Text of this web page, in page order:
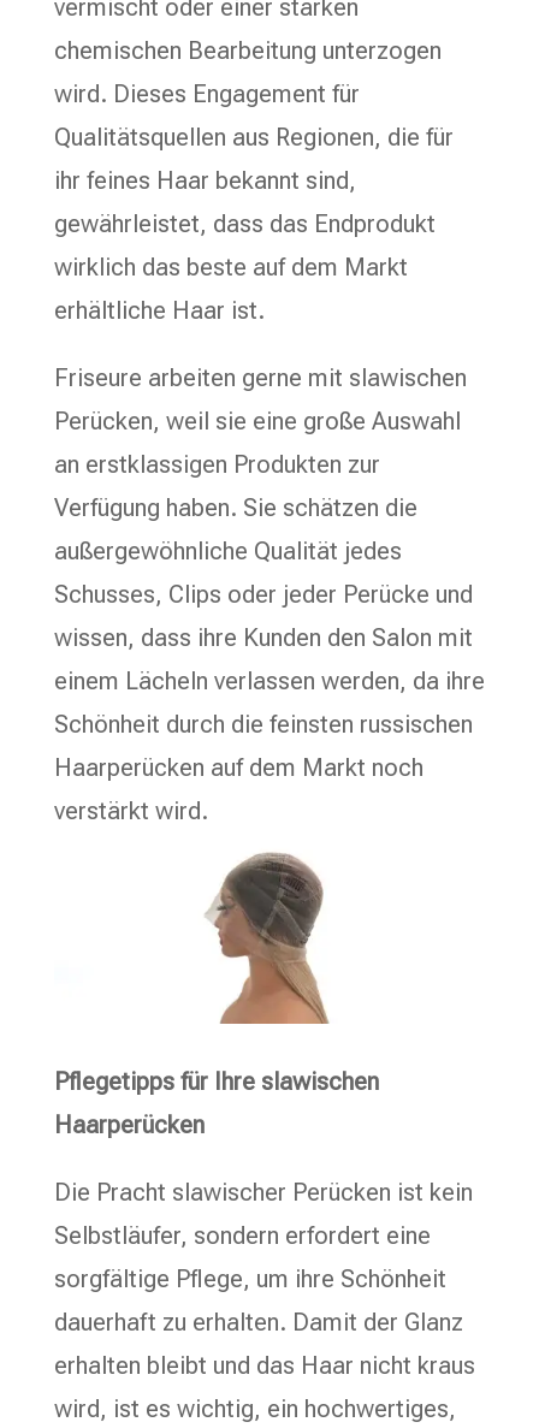
vermischt oder einer starken
chemischen Bearbeitung unterzogen
wird. Dieses Engagement für
Qualitätsquellen aus Regionen, die für
ihr feines Haar bekannt sind,
gewährleistet, dass das Endprodukt
wirklich das beste auf dem Markt
erhältliche Haar ist.
Friseure arbeiten gerne mit slawischen
Perücken, weil sie eine große Auswahl
an erstklassigen Produkten zur
Verfügung haben. Sie schätzen die
außergewöhnliche Qualität jedes
Schusses, Clips oder jeder Perücke und
wissen, dass ihre Kunden den Salon mit
einem Lächeln verlassen werden, da ihre
Schönheit durch die feinsten russischen
Haarperücken auf dem Markt noch
verstärkt wird.
Pflegetipps für Ihre slawischen
Haarperücken
Die Pracht slawischer Perücken ist kein
Selbstläufer, sondern erfordert eine
sorgfältige Pflege, um ihre Schönheit
dauerhaft zu erhalten. Damit der Glanz
erhalten bleibt und das Haar nicht kraus
wird, ist es wichtig, ein hochwertiges,